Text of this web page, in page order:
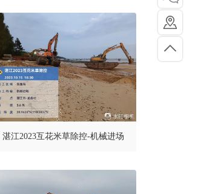
湛江2023互花米草除控-机械进场